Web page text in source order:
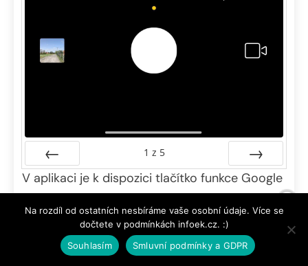
Předchozí
1 z 5
Další
V aplikaci je k dispozici tlačítko funkce Google
Lens pro skenování a vyhledávání, tlačítko
kouzelné hůlky se zkrášlovacím režimem a
filtry. Dvě tlačítka pak slouží pro přepínání
mezi fotoaparáty a třetí tlačítko „2x“ pro
Na rozdíl od ostatních nesbíráme vaše osobní údaje. Více se
dočtete v podmínkách infoek.cz. :)
Souhlasím
Smluvní podmínky a GDPR